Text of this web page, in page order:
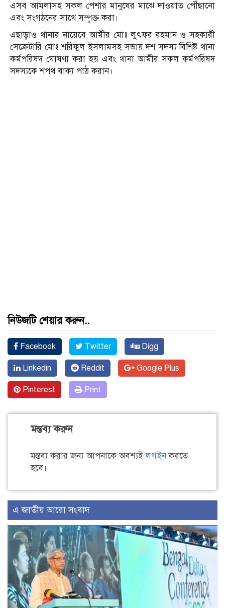
এসব আমলাসহ সকল পেশার মানুষের মাঝে দাওয়াত পৌঁছানো
এবং সংগঠনের সাথে সম্পৃক্ত করা।
এছাড়াও থানার নায়েবে আমীর মোঃ লুৎফর রহমান ও সহকারী
সেক্রেটারি মোঃ শরিফুল ইসলামসহ সভায় দশ সদস্য বিশিষ্ট থানা
কর্মপরিষদ ঘোষণা করা হয় এবং থানা আমীর সকল কর্মপরিষদ
সদস্যকে শপথ বাক্য পাঠ করান।
নিউজটি শেয়ার করুন..
Facebook Twitter Digg
Linkedin Reddit Google Plus
Pinterest Print
মন্তব্য করুন
মন্তব্য করার জন্য আপনাকে অবশ্যইলগইনকরতে
হবে।
এ জাতীয় আরো সংবাদ